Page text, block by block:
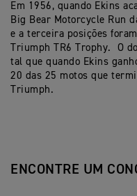
Em 1956, quando Ekins
Big Bear Motorcycle Run
e a terceira posições
Triumph TR6 Trophy. O
tal que quando Ekins
20 das 25 motos que
Triumph.
ENCONTRE UM